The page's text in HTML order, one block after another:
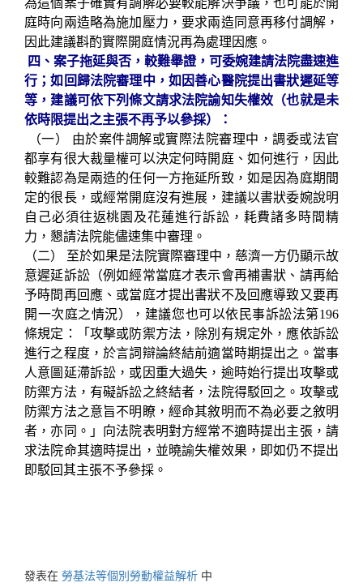
庭時向兩造略為施加壓力，要求兩造同意再移付調解，
因此建議斟酌實際開庭情況再為處理因應。
四、案子拖延與否，較難舉證，可委婉建請法院盡速進
行；如回歸法院審理中，如因善心醫院提出書狀遲延等
等，建議可依下列條文請求法院諭知失權效（也就是未
依時限提出之主張不再予以參採）：
（一） 由於案件調解或實際法院審理中，調委或法官
都享有很大裁量權可以決定何時開庭、如何進行，因此
較難認為是兩造的任何一方拖延所致，如是因為庭期間
定的很長，或經常開庭沒有進展，建議以書狀委婉說明
自己必須往返桃園及花蓮進行訴訟，耗費諸多時間精
力，懇請法院能儘速集中審理。
（二） 至於如果是法院實際審理中，慈濟一方仍顯示故
意遲延訴訟（例如經常當庭才表示會再補書狀、請再給
予時間再回應、或當庭才提出書狀不及回應導致又要再
開一次庭之情況），建議您也可以依民事訴訟法第196
條規定：「攻擊或防禦方法，除別有規定外，應依訴訟
進行之程度，於言詞辯論終結前適當時期提出之。當事
人意圖延滯訴訟，或因重大過失，逾時始行提出攻擊或
防禦方法，有礙訴訟之終結者，法院得駁回之。攻擊或
防禦方法之意旨不明瞭，經命其敘明而不為必要之敘明
者，亦同。」向法院表明對方經常不適時提出主張，請
求法院命其適時提出，並曉諭失權效果，即如仍不提出
即駁回其主張不予參採。
發表在 勞基法等個別勞動權益解析 中